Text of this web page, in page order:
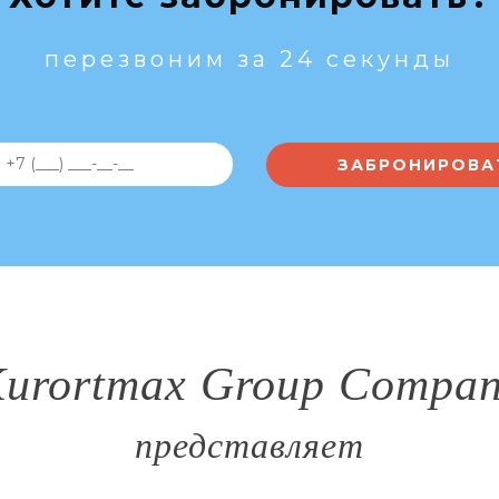
перезвоним за 24 секунды
Group
представляет